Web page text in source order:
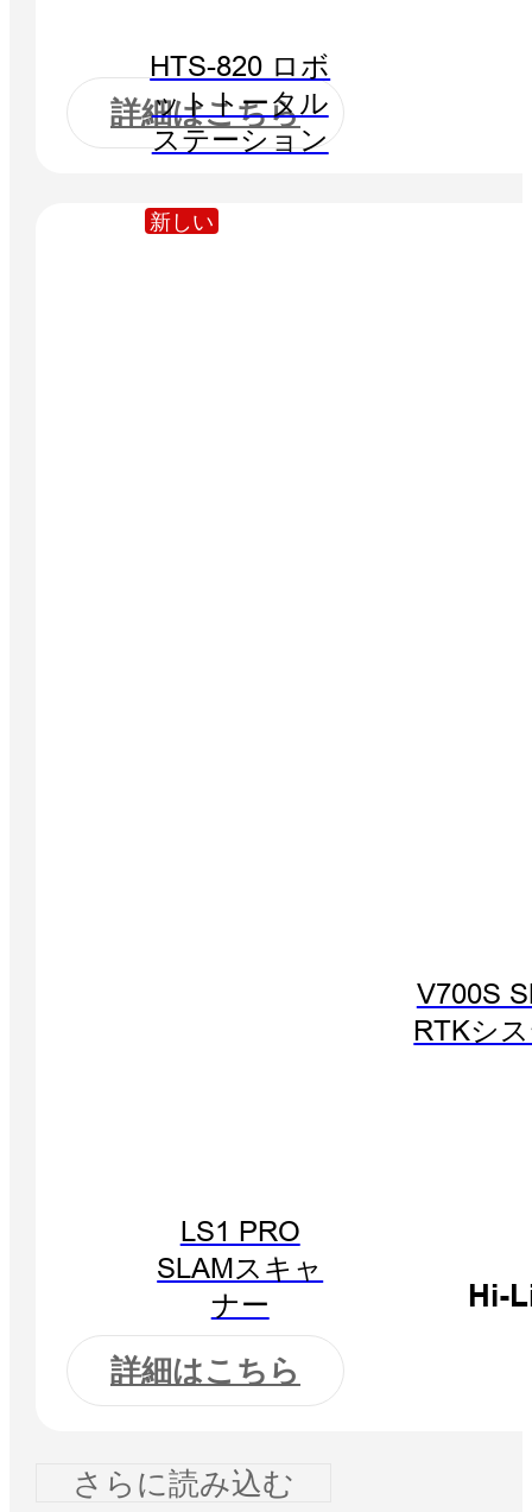
HTS-820 ロボ
ットトータル
ステーション
新しい
LS1 PRO
SLAMスキャ
ナー
V700S
RTKシ
詳細はこちら
Hi-
詳細はこちら
さらに読み込む